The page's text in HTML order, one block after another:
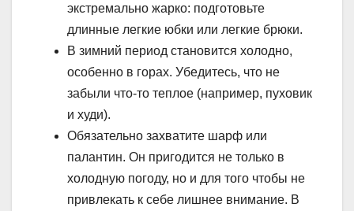
экстремально жарко: подготовьте
длинные легкие юбки или легкие брюки.
В зимний период становится холодно,
особенно в горах. Убедитесь, что не
забыли что-то теплое (например, пуховик
и худи).
Обязательно захватите шарф или
палантин. Он пригодится не только в
холодную погоду, но и для того чтобы не
привлекать к себе лишнее внимание. В